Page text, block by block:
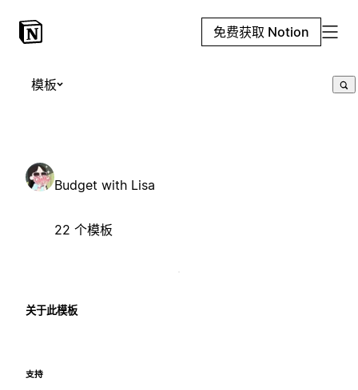
免费获取 Notion
模板
Budget with Lisa
22 个模板
关于此模板
支持